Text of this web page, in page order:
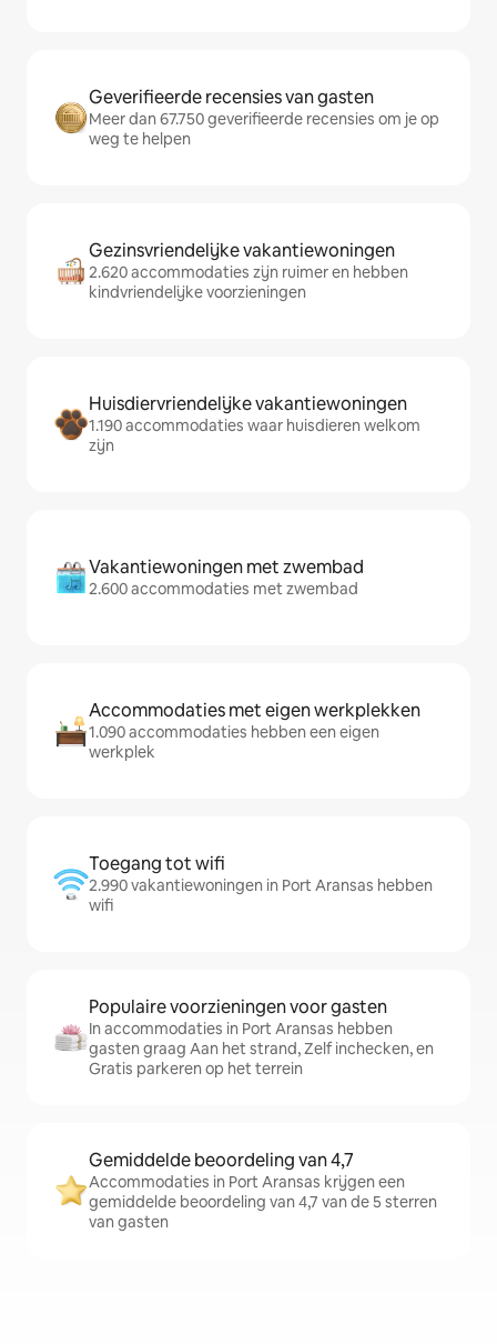
Geverifieerde recensies van gasten
Meer dan 67.750 geverifieerde recensies om je op
weg te helpen
Gezinsvriendelijke vakantiewoningen
2.620 accommodaties zijn ruimer en hebben
kindvriendelijke voorzieningen
Huisdiervriendelijke vakantiewoningen
1.190 accommodaties waar huisdieren welkom
zijn
Vakantiewoningen met zwembad
2.600 accommodaties met zwembad
Accommodaties met eigen werkplekken
1.090 accommodaties hebben een eigen
werkplek
Toegang tot wifi
2.990 vakantiewoningen in Port Aransas hebben
wifi
Populaire voorzieningen voor gasten
In accommodaties in Port Aransas hebben
gasten graag Aan het strand, Zelf inchecken, en
Gratis parkeren op het terrein
Gemiddelde beoordeling van 4,7
Accommodaties in Port Aransas krijgen een
gemiddelde beoordeling van 4,7 van de 5 sterren
van gasten